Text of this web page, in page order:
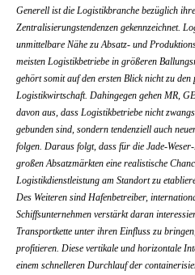
Generell ist die Logistikbranche bezüglich
Zentralisierungstendenzen gekennzeichnet.
unmittelbare Nähe zu Absatz- und
meisten Logistikbetriebe in größeren
gehört somit auf den ersten Blick nicht zu
Logistikwirtschaft. Dahingegen gehen MR,
davon aus, dass Logistikbetriebe nicht
gebunden sind, sondern tendenziell auch
folgen. Daraus folgt, dass für die Jade-
großen Absatzmärkten eine realistische
Logistikdienstleistung am Standort zu
Des Weiteren sind Hafenbetreiber,
Schiffsunternehmen verstärkt daran
Transportkette unter ihren Einfluss zu
profitieren. Diese vertikale und horizontale
einem schnelleren Durchlauf der